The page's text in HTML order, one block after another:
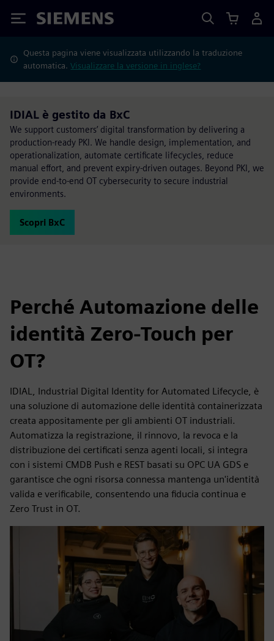
Siemens
Questa pagina viene visualizzata utilizzando la traduzione
automatica.Visualizzare la versione in inglese?
IDIAL è gestito da BxC
We support customers’ digital transformation by delivering a
production-ready PKI. We handle design, implementation, and
operationalization, automate certificate lifecycles, reduce
manual effort, and prevent expiry-driven outages. Beyond PKI, we
provide end-to-end OT cybersecurity to secure industrial
environments.
Scopri BxC
Perché Automazione delle
identità Zero-Touch per
OT?
IDIAL, Industrial Digital Identity for Automated Lifecycle, è
una soluzione di automazione delle identità containerizzata
creata appositamente per gli ambienti OT industriali.
Automatizza la registrazione, il rinnovo, la revoca e la
distribuzione dei certificati senza agenti locali, si integra
con i sistemi CMDB Push e REST basati su OPC UA GDS e
garantisce che ogni risorsa connessa mantenga un'identità
valida e verificabile, consentendo una fiducia continua e
Zero Trust in OT.